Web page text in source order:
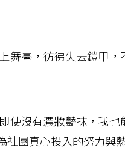
舞臺，彷彿失去鎧甲，
使沒有濃妝豔抹，我也
團真心投入的努力與